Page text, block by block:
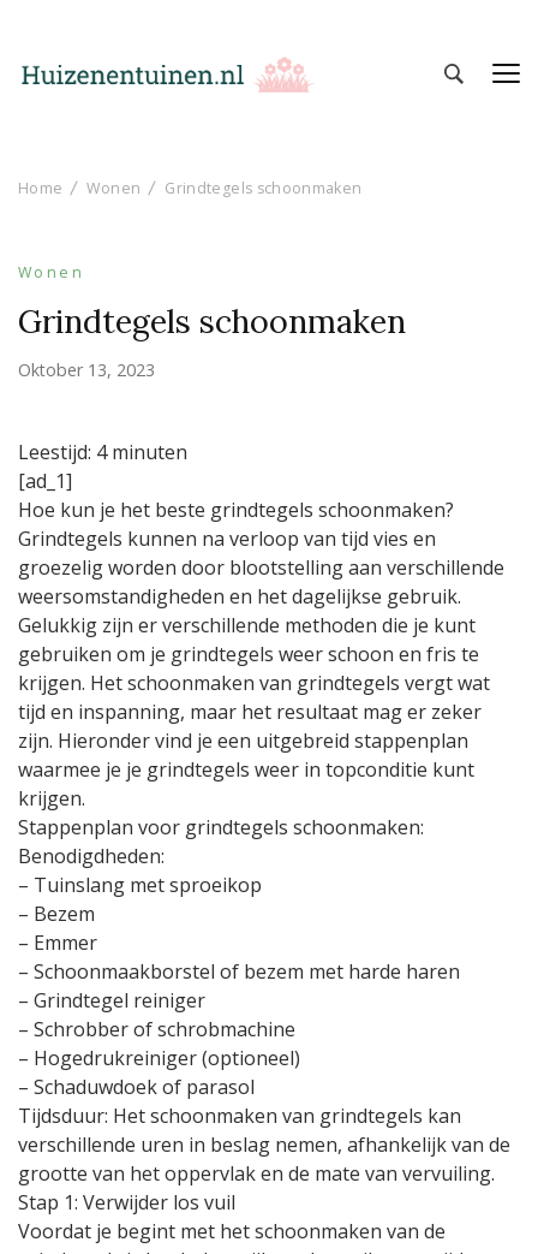
Home Wonen Grindtegels schoonmaken
Wonen
Grindtegels schoonmaken
Oktober 13, 2023
Leestijd: 4 minuten
[ad_1]
Hoe kun je het beste grindtegels schoonmaken?
Grindtegels kunnen na verloop van tijd vies en
groezelig worden door blootstelling aan verschillende
weersomstandigheden en het dagelijkse gebruik.
Gelukkig zijn er verschillende methoden die je kunt
gebruiken om je grindtegels weer schoon en fris te
krijgen. Het schoonmaken van grindtegels vergt wat
tijd en inspanning, maar het resultaat mag er zeker
zijn. Hieronder vind je een uitgebreid stappenplan
waarmee je je grindtegels weer in topconditie kunt
krijgen.
Stappenplan voor grindtegels schoonmaken:
Benodigdheden:
– Tuinslang met sproeikop
– Bezem
– Emmer
– Schoonmaakborstel of bezem met harde haren
– Grindtegel reiniger
– Schrobber of schrobmachine
– Hogedrukreiniger (optioneel)
– Schaduwdoek of parasol
Tijdsduur: Het schoonmaken van grindtegels kan
verschillende uren in beslag nemen, afhankelijk van de
grootte van het oppervlak en de mate van vervuiling.
Stap 1: Verwijder los vuil
Voordat je begint met het schoonmaken van de